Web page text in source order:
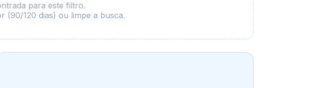
para este filtro.
(90/120 dias) ou limpe a busca.